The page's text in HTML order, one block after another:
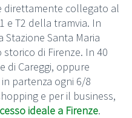
direttamente collegato al
e T2 della tramvia. In
Stazione Santa Maria
di Firenze. In 40
di Careggi, oppure
partenza ogni 6/8
e per il business,
ideale a Firenze.